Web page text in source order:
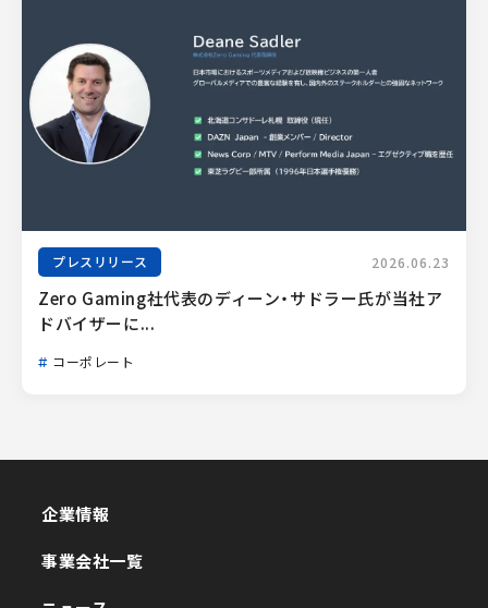
プレスリリース 2026.06.23
Zero Gaming社代表のディーン・サドラー氏が当社ア
ドバイザーに...
コーポレート
企業情報
事業会社一覧